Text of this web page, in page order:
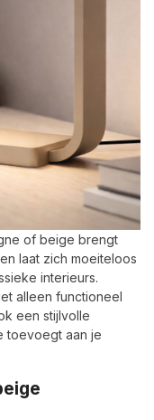
of beige brengt
laat zich moeiteloos
interieurs.
alleen functioneel
een stijlvolle
toevoegt aan je